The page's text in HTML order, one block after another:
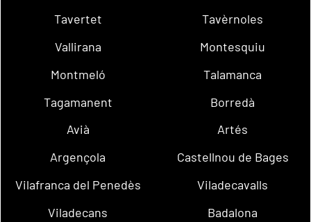
Tavertet
Tavèrnoles
Vallirana
Montesquiu
Montmeló
Talamanca
Tagamanent
Borredà
Avià
Artés
Argençola
Castellnou de Bages
Vilafranca del Penedès
Viladecavalls
Viladecans
Badalona